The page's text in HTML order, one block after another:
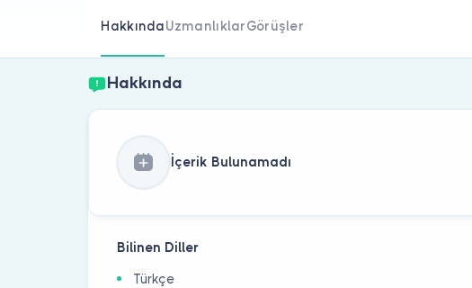
HakkındaUzmanlıklarGörüşler
Hakkında
İçerik Bulunamadı
Bilinen Diller
Türkçe